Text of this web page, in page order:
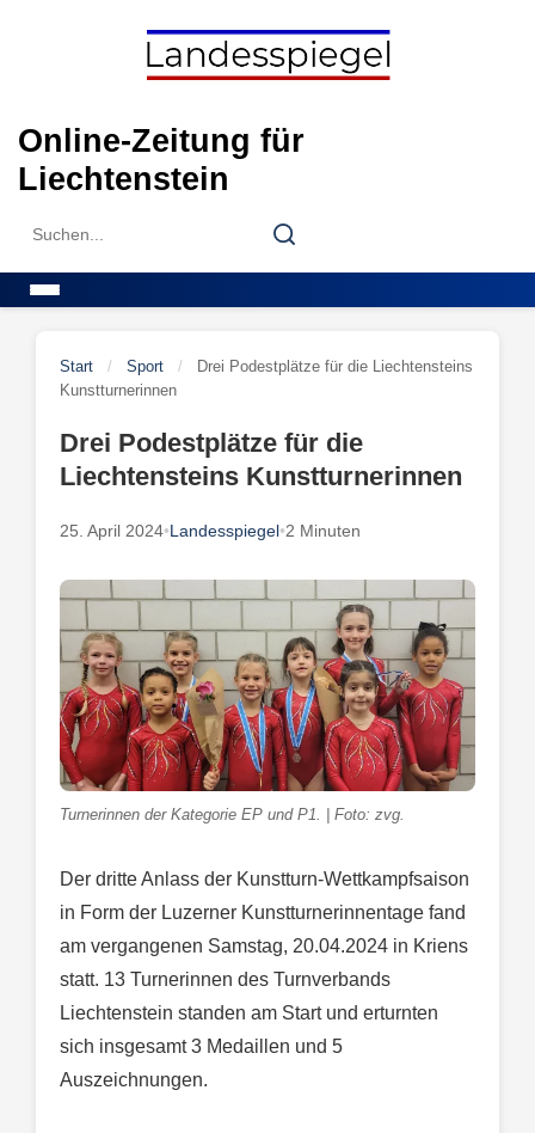
Online-Zeitung für
Liechtenstein
Search
Search
Start / Sport /
Drei Podestplätze für die Liechtensteins
Kunstturnerinnen
Drei Podestplätze für die
Liechtensteins Kunstturnerinnen
25. April 2024•Landesspiegel•2 Minuten
Turnerinnen der Kategorie EP und P1. | Foto: zvg.
Der dritte Anlass der Kunstturn-Wettkampfsaison
in Form der Luzerner Kunstturnerinnentage fand
am vergangenen Samstag, 20.04.2024 in Kriens
statt. 13 Turnerinnen des Turnverbands
Liechtenstein standen am Start und erturnten
sich insgesamt 3 Medaillen und 5
Auszeichnungen.